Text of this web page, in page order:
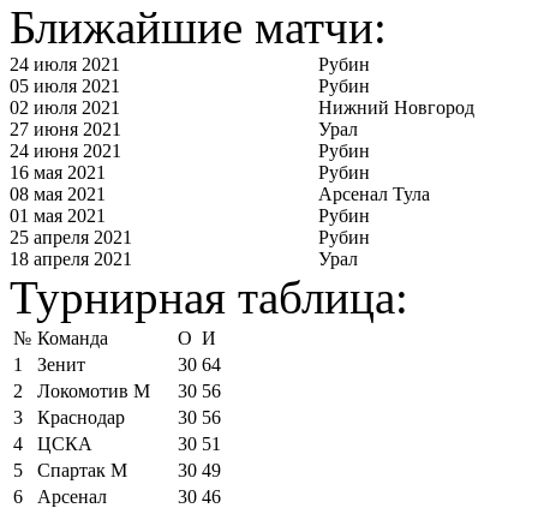
Ближайшие матчи:
24 июля 2021
Рубин
05 июля 2021
Рубин
02 июля 2021
Нижний Новгород
27 июня 2021
Урал
24 июня 2021
Рубин
16 мая 2021
Рубин
08 мая 2021
Арсенал Тула
01 мая 2021
Рубин
25 апреля 2021
Рубин
18 апреля 2021
Урал
Турнирная таблица:
№ Команда О И
1
Зенит 30 64
2
Локомотив М 30 56
3
Краснодар 30 56
4
ЦСКА 30 51
5
Спартак М 30 49
6
Арсенал 30 46